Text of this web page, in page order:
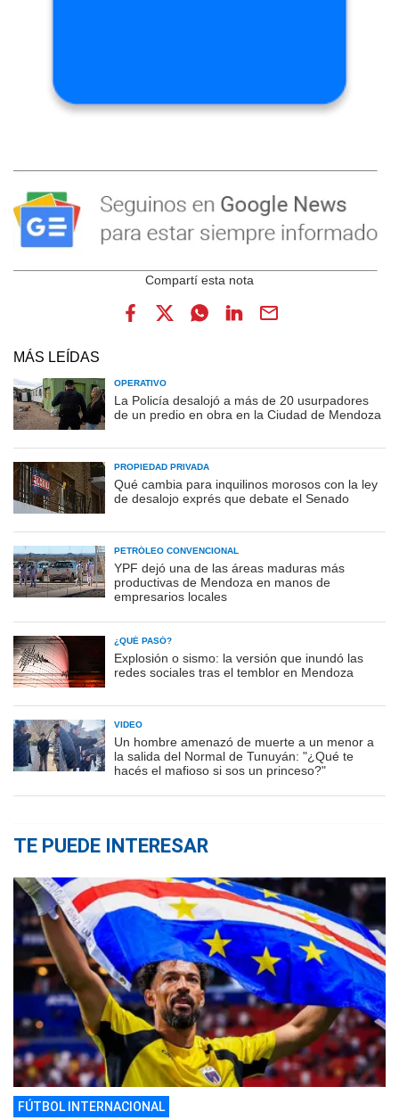
MÁS LEÍDAS
OPERATIVO
La Policía desalojó a más de 20 usurpadores
de un predio en obra en la Ciudad de Mendoza
PROPIEDAD PRIVADA
Qué cambia para inquilinos morosos con la ley
de desalojo exprés que debate el Senado
PETRÓLEO CONVENCIONAL
YPF dejó una de las áreas maduras más
productivas de Mendoza en manos de
empresarios locales
¿QUÉ PASÓ?
Explosión o sismo: la versión que inundó las
redes sociales tras el temblor en Mendoza
VIDEO
Un hombre amenazó de muerte a un menor a
la salida del Normal de Tunuyán: "¿Qué te
hacés el mafioso si sos un princeso?"
TE PUEDE INTERESAR
FÚTBOL INTERNACIONAL